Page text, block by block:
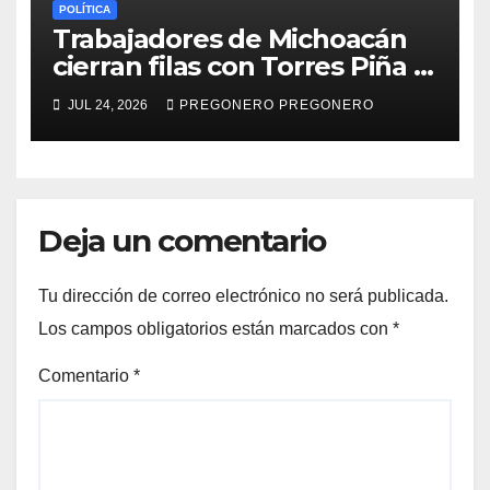
POLÍTICA
Trabajadores de Michoacán
cierran filas con Torres Piña y
Claudia Sheinbaum, en
defensa de la 4T y la
soberanía nacional
JUL 24, 2026 PREGONERO PREGONERO
Deja un comentario
Tu dirección de correo electrónico no será publicada.
Los campos obligatorios están marcados con *
Comentario *